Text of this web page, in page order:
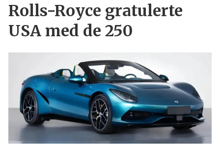
Rolls-Royce gratulerte
USA med de 250